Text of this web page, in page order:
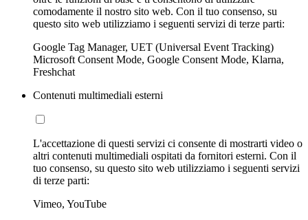
comodamente il nostro sito web. Con il tuo consenso, su
questo sito web utilizziamo i seguenti servizi di terze parti:
Google Tag Manager, UET (Universal Event Tracking)
Microsoft Consent Mode, Google Consent Mode, Klarna,
Freshchat
Contenuti multimediali esterni
L'accettazione di questi servizi ci consente di mostrarti video o
altri contenuti multimediali ospitati da fornitori esterni. Con il
tuo consenso, su questo sito web utilizziamo i seguenti servizi
di terze parti:
Vimeo, YouTube